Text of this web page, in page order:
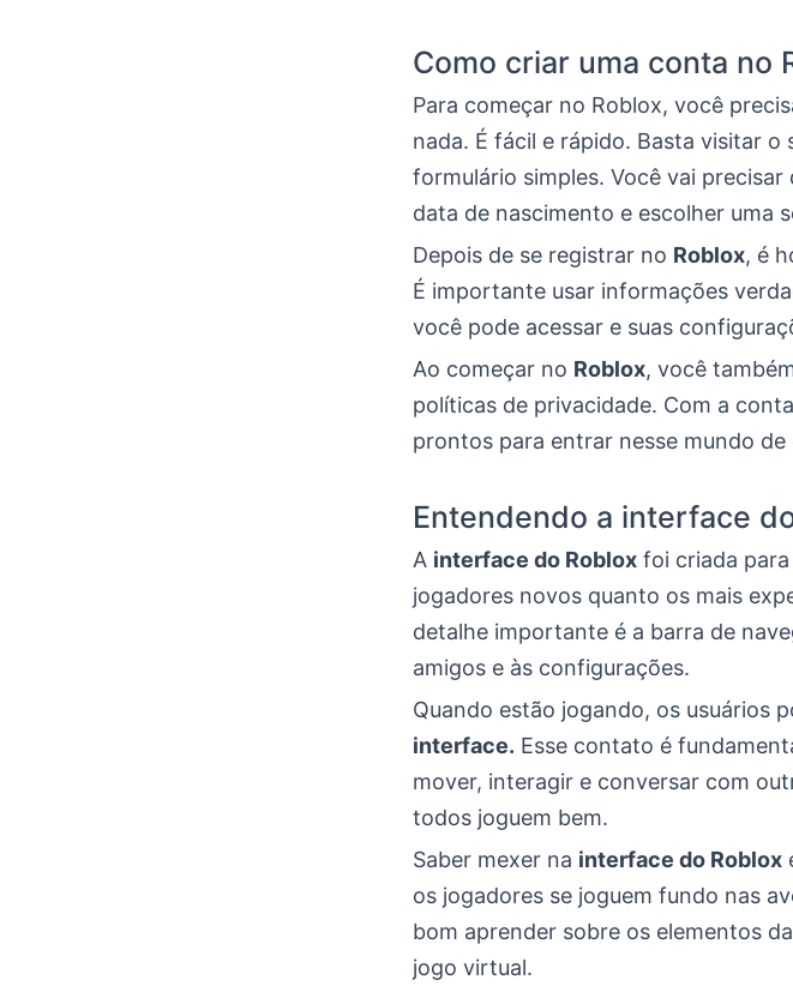
Como criar uma conta no
Para começar no Roblox, você
nada. É fácil e rápido. Basta visitar
formulário simples. Você vai
data de nascimento e escolher uma
Depois de se registrar no Roblox, é
É importante usar informações
você pode acessar e suas
Ao começar no Roblox, você
políticas de privacidade. Com a
prontos para entrar nesse mundo de
Entendendo a interface
A interface do Roblox foi criada
jogadores novos quanto os mais
detalhe importante é a barra de
amigos e às configurações.
Quando estão jogando, os usuários
interface. Esse contato é
mover, interagir e conversar com
todos joguem bem.
Saber mexer na interface do Roblox
os jogadores se joguem fundo nas
bom aprender sobre os elementos
jogo virtual.